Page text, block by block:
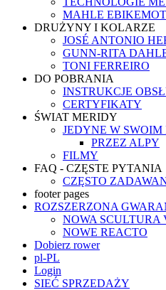
MAHLE
DRUŻYNY I KOLARZE
JOSÉ ANTONIO
GUNN-RITA
TONI FERREIRO
DO POBRANIA
INSTRUKCJE
CERTYFIKATY
ŚWIAT MERIDY
JEDYNE W SWOIM
PRZEZ ALPY
FILMY
FAQ - CZĘSTE PYTANIA
CZĘSTO
footer pages
ROZSZERZONA
NOWA SCULTURA
NOWE REACTO
Dobierz rower
pl-PL
Login
SIEĆ SPRZEDAŻY